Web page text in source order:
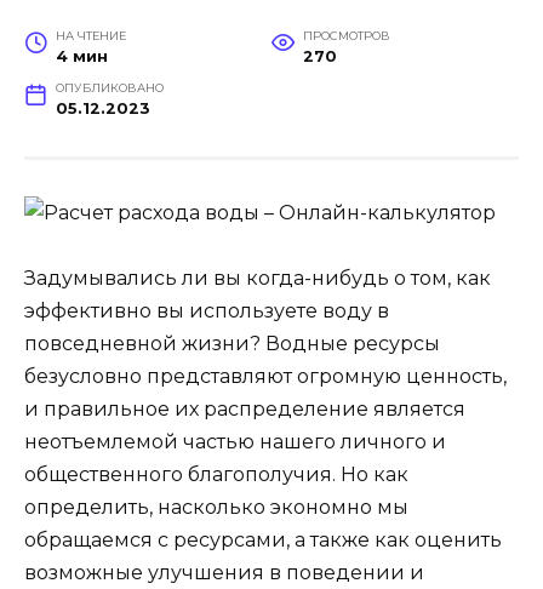
НА ЧТЕНИЕ
4 мин
ПРОСМОТРОВ
270
ОПУБЛИКОВАНО
05.12.2023
Задумывались ли вы когда-нибудь о том, как
эффективно вы используете воду в
повседневной жизни? Водные ресурсы
безусловно представляют огромную ценность,
и правильное их распределение является
неотъемлемой частью нашего личного и
общественного благополучия. Но как
определить, насколько экономно мы
обращаемся с ресурсами, а также как оценить
возможные улучшения в поведении и